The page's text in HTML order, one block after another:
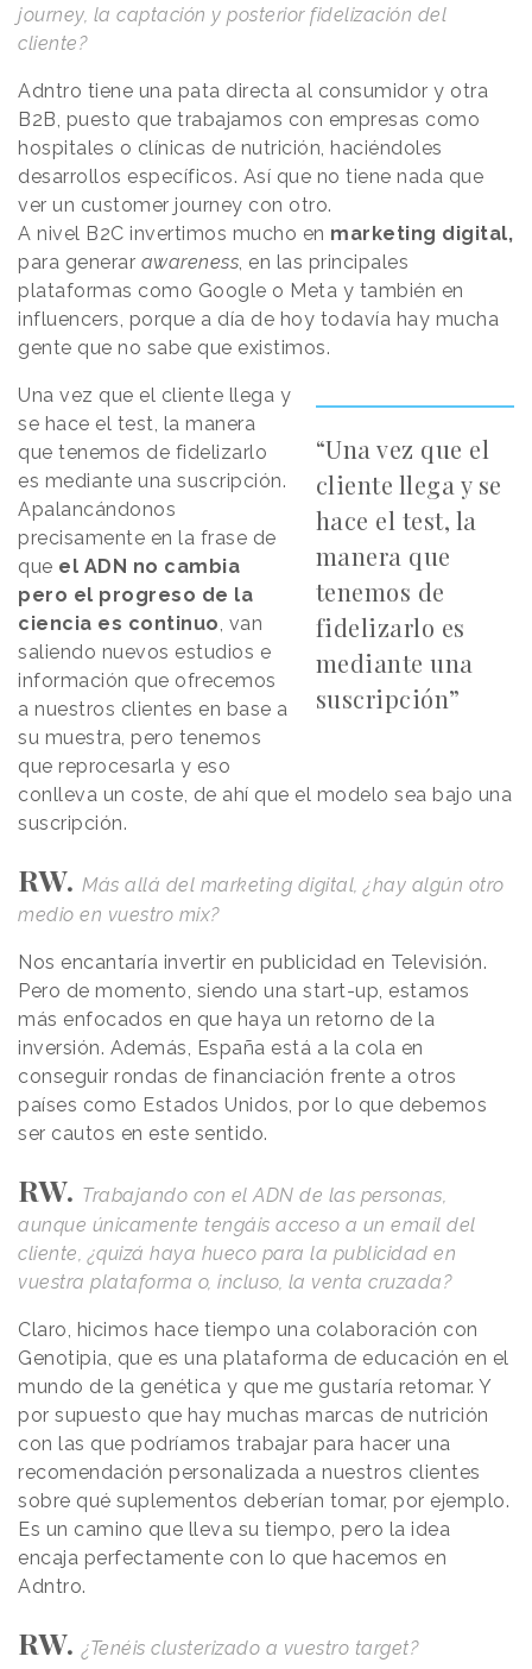
journey, la captación y posterior fidelización del
cliente?
Adntro tiene una pata directa al consumidor y otra
B2B, puesto que trabajamos con empresas como
hospitales o clínicas de nutrición, haciéndoles
desarrollos específicos. Así que no tiene nada que
ver un customer journey con otro.
A nivel B2C invertimos mucho en marketing digital,
para generar awareness , en las principales
plataformas como Google o Meta y también en
influencers, porque a día de hoy todavía hay mucha
gente que no sabe que existimos.
“Una vez que el
cliente llega y se
hace el test, la
manera que
tenemos de
fidelizarlo es
mediante una
suscripción”
Una vez que el cliente llega y
se hace el test, la manera
que tenemos de fidelizarlo
es mediante una suscripción.
Apalancándonos
precisamente en la frase de
que el ADN no cambia
pero el progreso de la
ciencia es continuo , van
saliendo nuevos estudios e
información que ofrecemos
a nuestros clientes en base a
su muestra, pero tenemos
que reprocesarla y eso
conlleva un coste, de ahí que el modelo sea bajo una
suscripción.
RW. Más allá del marketing digital, ¿hay algún otro
medio en vuestro mix?
Nos encantaría invertir en publicidad en Televisión.
Pero de momento, siendo una start-up, estamos
más enfocados en que haya un retorno de la
inversión. Además, España está a la cola en
conseguir rondas de financiación frente a otros
países como Estados Unidos, por lo que debemos
ser cautos en este sentido.
RW. Trabajando con el ADN de las personas,
aunque únicamente tengáis acceso a un email del
cliente, ¿quizá haya hueco para la publicidad en
vuestra plataforma o, incluso, la venta cruzada?
Claro, hicimos hace tiempo una colaboración con
Genotipia, que es una plataforma de educación en el
mundo de la genética y que me gustaría retomar. Y
por supuesto que hay muchas marcas de nutrición
con las que podríamos trabajar para hacer una
recomendación personalizada a nuestros clientes
sobre qué suplementos deberían tomar, por ejemplo.
Es un camino que lleva su tiempo, pero la idea
encaja perfectamente con lo que hacemos en
Adntro.
RW. ¿Tenéis clusterizado a vuestro target?